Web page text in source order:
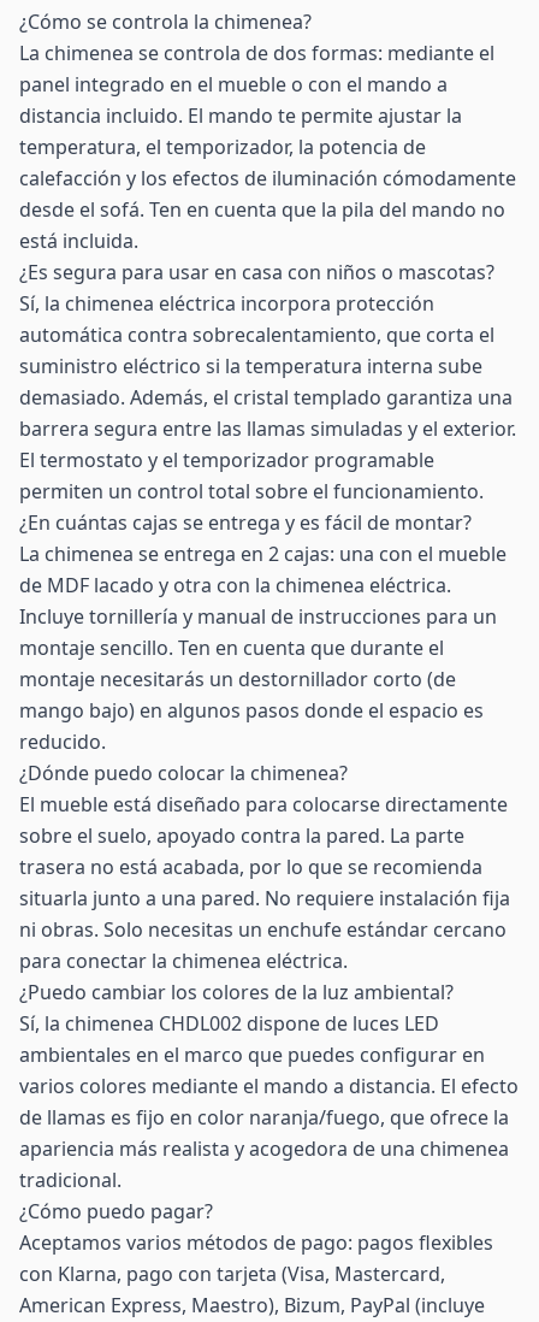
¿Cómo se controla la chimenea?
La chimenea se controla de dos formas: mediante el
panel integrado en el mueble o con el mando a
distancia incluido. El mando te permite ajustar la
temperatura, el temporizador, la potencia de
calefacción y los efectos de iluminación cómodamente
desde el sofá. Ten en cuenta que la pila del mando no
está incluida.
¿Es segura para usar en casa con niños o mascotas?
Sí, la chimenea eléctrica incorpora protección
automática contra sobrecalentamiento, que corta el
suministro eléctrico si la temperatura interna sube
demasiado. Además, el cristal templado garantiza una
barrera segura entre las llamas simuladas y el exterior.
El termostato y el temporizador programable
permiten un control total sobre el funcionamiento.
¿En cuántas cajas se entrega y es fácil de montar?
La chimenea se entrega en 2 cajas: una con el mueble
de MDF lacado y otra con la chimenea eléctrica.
Incluye tornillería y manual de instrucciones para un
montaje sencillo. Ten en cuenta que durante el
montaje necesitarás un destornillador corto (de
mango bajo) en algunos pasos donde el espacio es
reducido.
¿Dónde puedo colocar la chimenea?
El mueble está diseñado para colocarse directamente
sobre el suelo, apoyado contra la pared. La parte
trasera no está acabada, por lo que se recomienda
situarla junto a una pared. No requiere instalación fija
ni obras. Solo necesitas un enchufe estándar cercano
para conectar la chimenea eléctrica.
¿Puedo cambiar los colores de la luz ambiental?
Sí, la chimenea CHDL002 dispone de luces LED
ambientales en el marco que puedes configurar en
varios colores mediante el mando a distancia. El efecto
de llamas es fijo en color naranja/fuego, que ofrece la
apariencia más realista y acogedora de una chimenea
tradicional.
¿Cómo puedo pagar?
Aceptamos varios métodos de pago: pagos flexibles
con Klarna, pago con tarjeta (Visa, Mastercard,
American Express, Maestro), Bizum, PayPal (incluye